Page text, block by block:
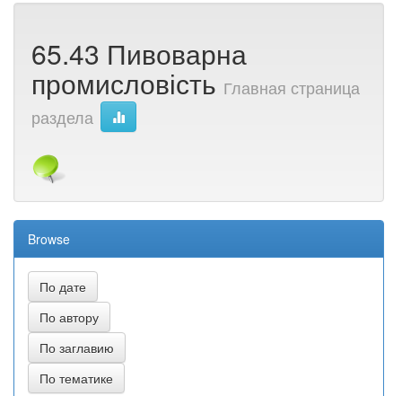
65.43 Пивоварна
промисловість Главная страница
раздела
Browse